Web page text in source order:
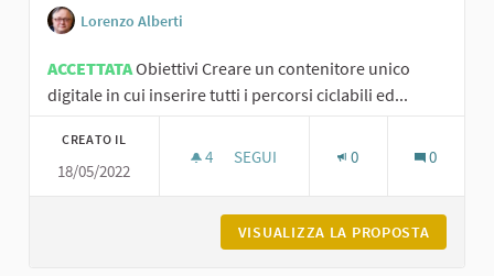
Lorenzo Alberti
ACCETTATAObiettivi Creare un contenitore unico
digitale in cui inserire tutti i percorsi ciclabili ed...
CREATO IL
18/05/2022
4 4 SOSTENITORI
SEGUI 0 0
VISUALIZZA LA PROPOSTA